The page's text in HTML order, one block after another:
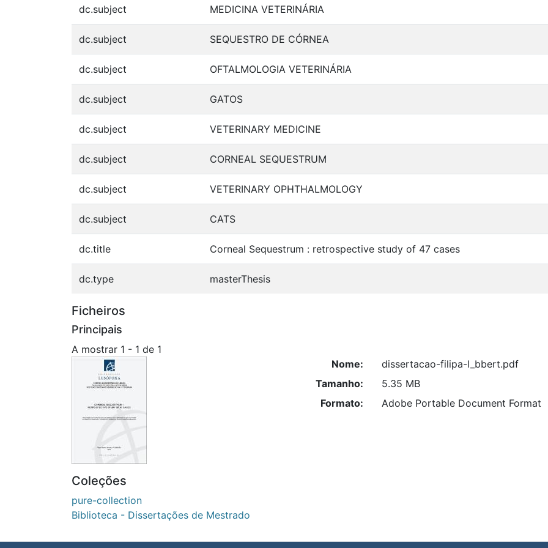
dc.subject MEDICINA VETERINÁRIA
dc.subject SEQUESTRO DE CÓRNEA
dc.subject OFTALMOLOGIA VETERINÁRIA
dc.subject GATOS
dc.subject VETERINARY MEDICINE
dc.subject CORNEAL SEQUESTRUM
dc.subject VETERINARY OPHTHALMOLOGY
dc.subject CATS
dc.title Corneal Sequestrum : retrospective study of 47 cases
dc.type masterThesis
Ficheiros
Principais
A mostrar 1 - 1 de 1
Nome:
dissertacao-filipa-l_bbert.pdf
Tamanho:
5.35 MB
Formato:
Adobe Portable Document Format
Coleções
pure-collection
Biblioteca - Dissertações de Mestrado